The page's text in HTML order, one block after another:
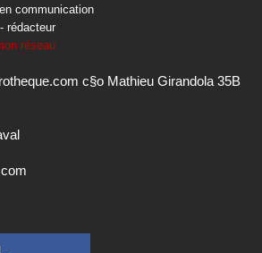
communication
rédacteur
réseau
c§o Mathieu Girandola 35B